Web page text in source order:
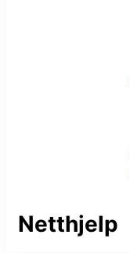
Netthjelp